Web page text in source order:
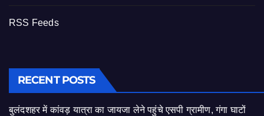
RSS Feeds
RECENT POSTS
बुलंदशहर में कांवड़ यात्रा का जायजा लेने पहुंचे एसपी ग्रामीण, गंगा घाटों